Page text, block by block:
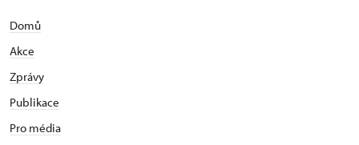
Domů
Akce
Zprávy
Publikace
Pro média